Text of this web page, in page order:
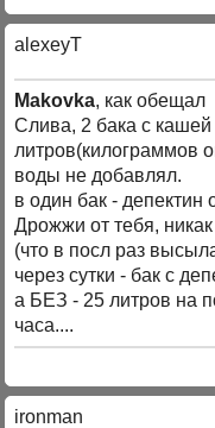
alexeyT
Makovka, как обещал
Слива, 2 бака с
литров(килограммов
воды не добавлял.
в один бак - депектин
Дрожжи от тебя,
(что в посл раз
через сутки - бак с
а БЕЗ - 25 литров на
часа....
ironman